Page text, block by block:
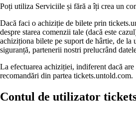
Poți utiliza Serviciile și fără a îți crea un
Dacă faci o achiziție de bilete prin
despre starea comenzii tale (dacă este
achiziționa bilete pe suport de hârtie, de la
siguranță, partenerii nostri prelucrând
La efectuarea achiziției, indiferent dacă
recomandări din partea tickets.untold.com.
Contul de utilizator